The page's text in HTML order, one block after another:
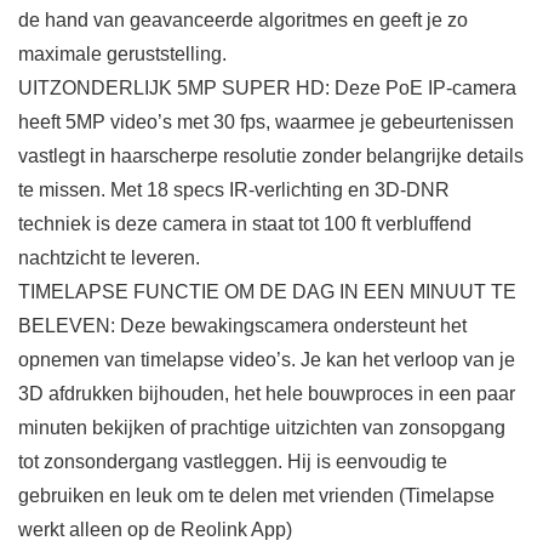
de hand van geavanceerde algoritmes en geeft je zo
maximale geruststelling.
UITZONDERLIJK 5MP SUPER HD: Deze PoE IP-camera
heeft 5MP video’s met 30 fps, waarmee je gebeurtenissen
vastlegt in haarscherpe resolutie zonder belangrijke details
te missen. Met 18 specs IR-verlichting en 3D-DNR
techniek is deze camera in staat tot 100 ft verbluffend
nachtzicht te leveren.
TIMELAPSE FUNCTIE OM DE DAG IN EEN MINUUT TE
BELEVEN: Deze bewakingscamera ondersteunt het
opnemen van timelapse video’s. Je kan het verloop van je
3D afdrukken bijhouden, het hele bouwproces in een paar
minuten bekijken of prachtige uitzichten van zonsopgang
tot zonsondergang vastleggen. Hij is eenvoudig te
gebruiken en leuk om te delen met vrienden (Timelapse
werkt alleen op de Reolink App)